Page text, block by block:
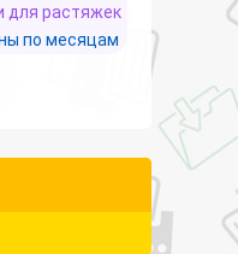
для растяжек
по месяцам